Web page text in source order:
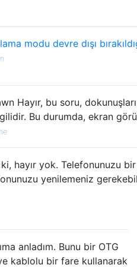
modu devre dışı
Hayır, bu soru,
Bu durumda, ekran
ki, hayır yok. Telefonunuzu
yenilemeniz
anladım. Bunu bir OTG
kablolu bir fare kullanarak